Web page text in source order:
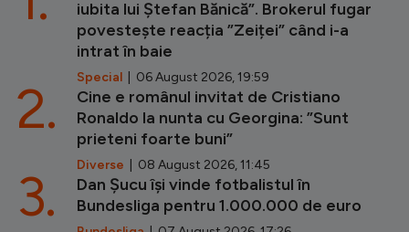
iubita lui Ștefan Bănică”. Brokerul fugar
povestește reacția ”Zeiței” când i-a
intrat în baie
Special | 06 August 2026, 19:59
Cine e românul invitat de Cristiano
Ronaldo la nunta cu Georgina: ”Sunt
prieteni foarte buni”
Diverse | 08 August 2026, 11:45
2.
Dan Șucu își vinde fotbalistul în
Bundesliga pentru 1.000.000 de euro
3.